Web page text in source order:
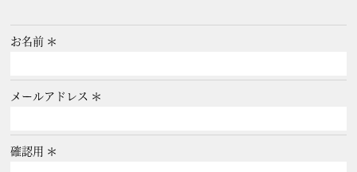
お名前
メールアドレス
確認用